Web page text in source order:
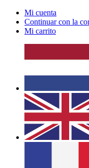
Mi cuenta
Continuar con la
Mi carrito